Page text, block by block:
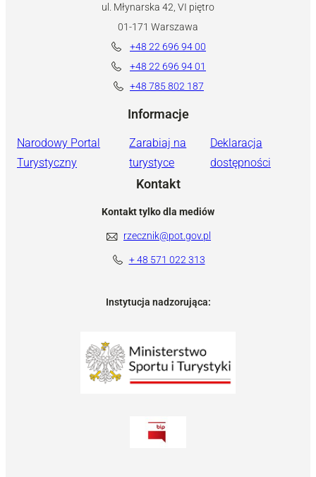
ul. Młynarska 42, VI piętro
01-171 Warszawa
+48 22 696 94 00
+48 22 696 94 01
+48 785 802 187
Informacje
Narodowy Portal
Turystyczny
Zarabiaj na
turystyce
Deklaracja
dostępności
Kontakt
Kontakt tylko dla mediów
rzecznik@pot.gov.pl
+ 48 571 022 313
Instytucja nadzorująca: